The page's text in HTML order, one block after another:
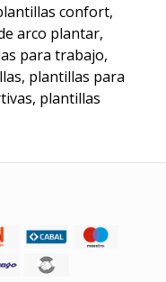
confort,
arco plantar,
para trabajo,
plantillas para
plantillas